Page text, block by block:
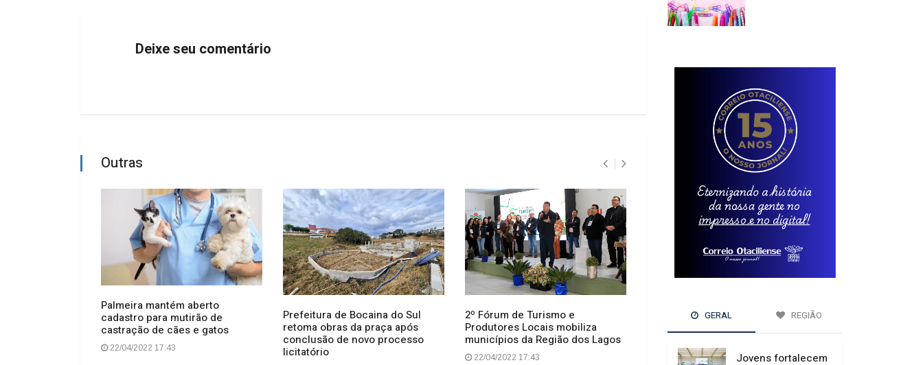
Deixe seu comentário
Outras
Palmeira mantém aberto
cadastro para mutirão de
castração de cães e gatos
22/04/2022 17:43
Prefeitura de Bocaina do Sul
retoma obras da praça após
conclusão de novo processo
licitatório
2º Fórum de Turismo e
Produtores Locais mobiliza
municípios da Região dos Lagos
22/04/2022 17:43
CRAS retoma atendimentos do
22/04/2022 17:43
GERAL REGIÃO
Jovens fortalecem